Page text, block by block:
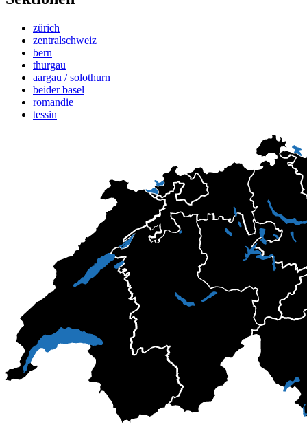
zürich
zentralschweiz
bern
thurgau
aargau / solothurn
beider basel
romandie
tessin